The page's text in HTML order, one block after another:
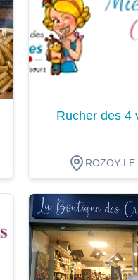
Rucher des 4
ROZOY-
Dégustation